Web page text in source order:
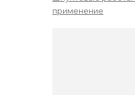
применение